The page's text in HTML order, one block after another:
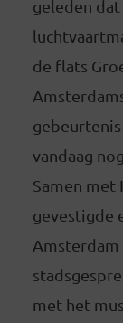
geleden dat
de flats
vandaag
Samen met
gevestigde
Amsterdam
met het